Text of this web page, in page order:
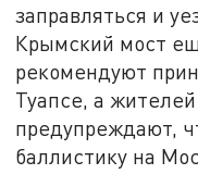
заправляться и
Крымский мост
рекомендуют
Туапсе, а
предупреждают,
баллистику на